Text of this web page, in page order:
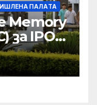
ПАЛAТА
Memory
за IPO